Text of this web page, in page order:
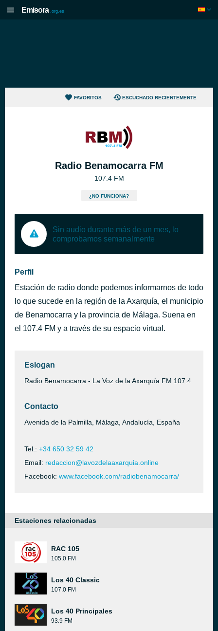
Emisora .org.es
FAVORITOS ESCUCHADO RECIENTEMENTE
Radio Benamocarra FM
107.4 FM
¿NO FUNCIONA?
Sin audio durante más de un mes, lo
comprobamos semanalmente
Perfil
Estación de radio donde podemos informarnos de todo
lo que sucede en la región de la Axarquía, el municipio
de Benamocarra y la provincia de Málaga. Suena en
el 107.4 FM y a través de su espacio virtual.
Eslogan
Radio Benamocarra - La Voz de la Axarquía FM 107.4
Contacto
Avenida de la Palmilla, Málaga, Andalucía, España
Tel.: +34 650 32 59 42
Email: redaccion@lavozdelaaxarquia.online
Facebook: www.facebook.com/radiobenamocarra/
Estaciones relacionadas
RAC 105
105.0 FM
Los 40 Classic
107.0 FM
Los 40 Principales
93.9 FM